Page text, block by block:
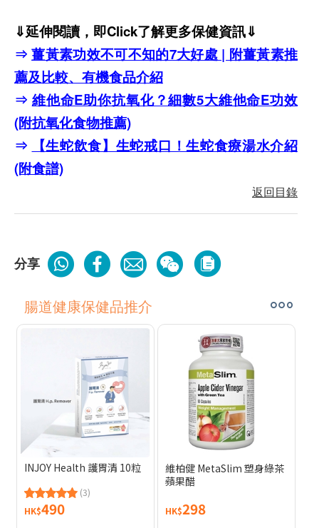
⇓延伸閱讀，即Click了解更多保健資訊⇓
⇒薑黃素功效不可不知的7大好處 | 附薑黃素推
薦及比較、有機食品介紹
⇒ 維他命E助你抗氧化？細數5大維他命E功效
(附抗氧化食物推薦)
⇒
【生蛇飲食】生蛇戒口！生蛇食療湯水介紹
(附食譜)
返回目錄
分享
腸道健康保健品推介
INJOY Health 護胃清 10粒
(3)
HK$490
維柏健 MetaSlim 塑身綠茶
蘋果醋
HK$298